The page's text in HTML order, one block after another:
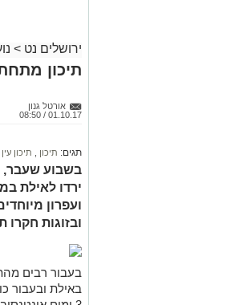
המרכז הלאומי
ירושלים נט >
תיכון
אורטל גנון
01.10.17 / 08:50
תגים: תיכון תיכון
ירדו לאילת
ועפרון
ובזוגות חקרו
בעבור רבים
באילת ובעבור